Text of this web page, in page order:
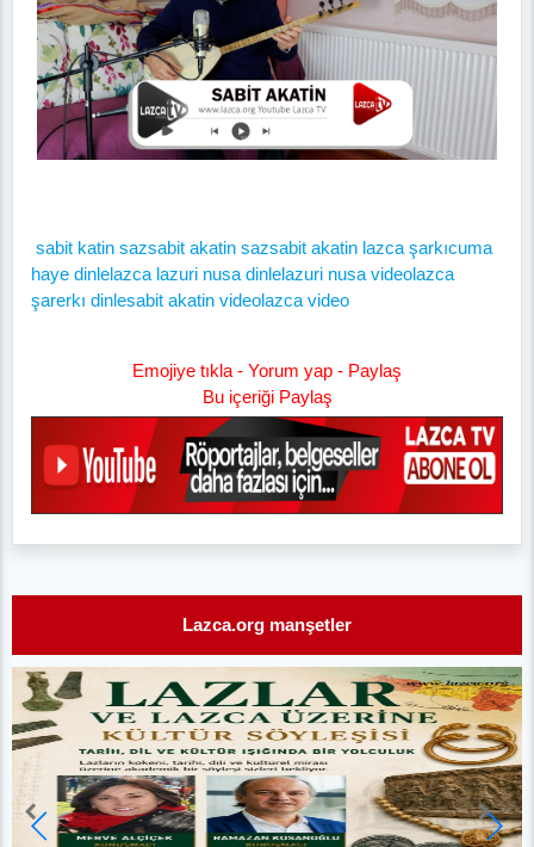
sabit katin sazsabit akatin sazsabit akatin lazca şarkıcuma
haye dinlelazca lazuri nusa dinlelazuri nusa videolazca
şarerkı dinlesabit akatin videolazca video
Emojiye tıkla - Yorum yap - Paylaş
Bu içeriği Paylaş
Lazca.org manşetler